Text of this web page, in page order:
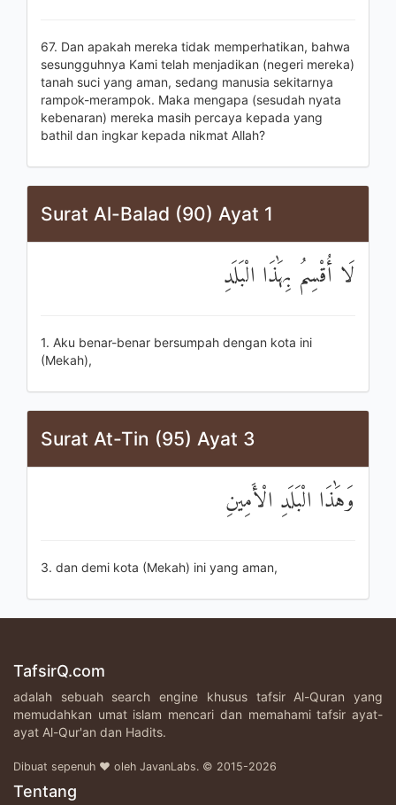
67. Dan apakah mereka tidak memperhatikan, bahwa
sesungguhnya Kami telah menjadikan (negeri mereka)
tanah suci yang aman, sedang manusia sekitarnya
rampok-merampok. Maka mengapa (sesudah nyata
kebenaran) mereka masih percaya kepada yang
bathil dan ingkar kepada nikmat Allah?
Surat Al-Balad (90) Ayat 1
لَا أُقْسِمُ بِهَٰذَا الْبَلَدِ
1. Aku benar-benar bersumpah dengan kota ini
(Mekah),
Surat At-Tin (95) Ayat 3
وَهَٰذَا الْبَلَدِ الْأَمِينِ
3. dan demi kota (Mekah) ini yang aman,
TafsirQ.com
adalah sebuah search engine khusus tafsir Al-Quran yang
memudahkan umat islam mencari dan memahami tafsir ayat-
ayat Al-Qur'an dan Hadits.
Dibuat sepenuh ♥ oleh JavanLabs. © 2015-2026
Tentang